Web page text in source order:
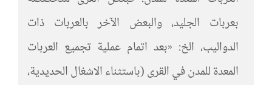
بعربات الجليد، والبعض الآخر بالعربات ذات
الدواليب، الخ: «بعد اتمام عملية تجميع العربات
المعدة للمدن في القرى (باستثناء الاشغال الحديدية،